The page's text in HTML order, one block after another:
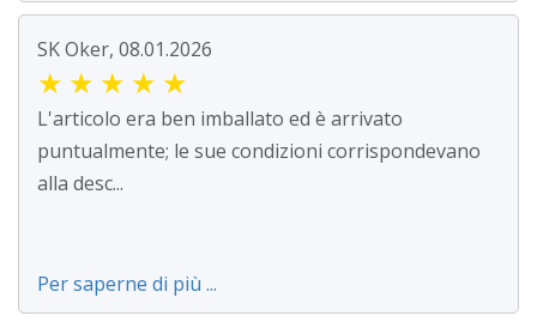
SK Oker, 08.01.2026
★ ★ ★ ★ ★
L'articolo era ben imballato ed è arrivato
puntualmente; le sue condizioni corrispondevano
alla desc...
Per saperne di più ...